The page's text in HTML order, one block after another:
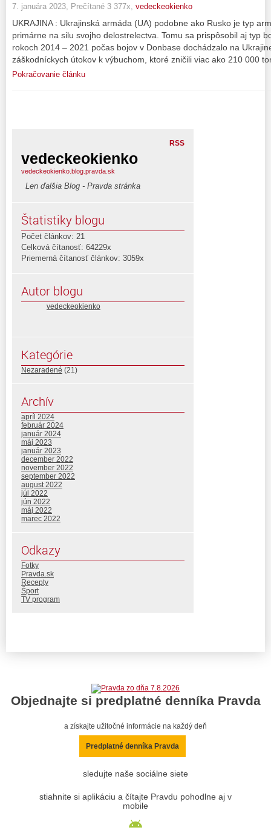
7. januára 2023, Prečítané 3 377x, vedeckeokienko
UKRAJINA : Ukrajinská armáda (UA) podobne ako Rusko je typ
primárne na silu svojho delostrelectva. Tomu sa prispôsobil aj typ
rokoch 2014 – 2021 počas bojov v Donbase dochádzalo na
záškodníckych útokov k výbuchom, ktoré zničili viac ako 210 000
Pokračovanie článku
RSS
vedeckeokienko
vedeckeokienko.blog.pravda.sk
Len ďalšia Blog - Pravda stránka
Štatistiky blogu
Počet článkov: 21
Celková čítanosť: 64229x
Priemerná čítanosť článkov: 3059x
Autor blogu
vedeckeokienko
Kategórie
Nezaradené (21)
Archív
apríl 2024
február 2024
január 2024
máj 2023
január 2023
december 2022
november 2022
september 2022
august 2022
júl 2022
jún 2022
máj 2022
marec 2022
Odkazy
Fotky
Pravda.sk
Recepty
Šport
TV program
Objednajte si predplatné denníka Pravda
a získajte užitočné informácie na každý deň
Predplatné denníka Pravda
sledujte naše sociálne siete
stiahnite si aplikáciu a čítajte Pravdu pohodlne aj v
mobile